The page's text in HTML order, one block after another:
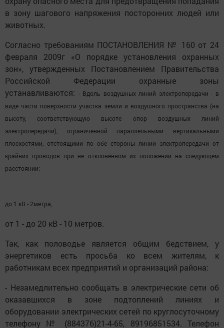
в зону шагового напряжения посторонних людей или
животных.
Согласно требованиям ПОСТАНОВЛЕНИЯ № 160 от 24
февраля 2009г «О порядке установления охранных
зон», утвержденных Постановлением Правительства
Российской Федерации охранные зоны
устанавливаются: - Вдоль воздушных линий электропередачи - в
виде части поверхности участка земли и воздушного пространства (на
высоту, соответствующую высоте опор воздушных линий
электропередачи), ограниченной параллельными вертикальными
плоскостями, отстоящими по обе стороны линии электропередачи от
крайних проводов при не отклонённом их положении на следующем
расстоянии:
до 1 кВ - 2метра,
от 1 - до 20 кВ - 10 метров.
Так, как половодье является общим бедствием, у
энергетиков есть просьба ко всем жителям, к
работникам всех предприятий и организаций района:
- Незамедлительно сообщать в электрические сети об
оказавшихся в зоне подтоплений линиях и
оборудовании электрических сетей по круглосуточному
телефону № (884376)21-4-65, 89196851534. Телефон